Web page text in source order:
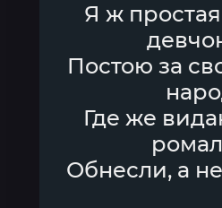
Я ж
Постою за
Где же
Обнесли, а